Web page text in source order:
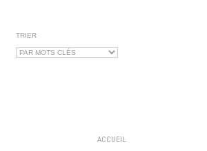
TRIER
ACCUEIL